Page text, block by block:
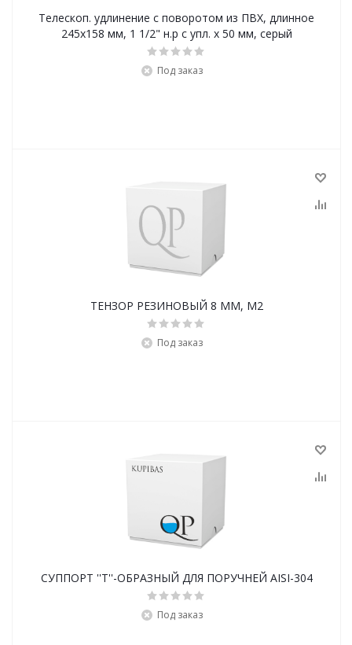
Телескоп. удлинение с поворотом из ПВХ, длинное
245x158 мм, 1 1/2" н.р с упл. x 50 мм, серый
Под заказ
ТЕНЗОР РЕЗИНОВЫЙ 8 ММ, М2
Под заказ
СУППОРТ ''T''-ОБРАЗНЫЙ ДЛЯ ПОРУЧНЕЙ AISI-304
Под заказ